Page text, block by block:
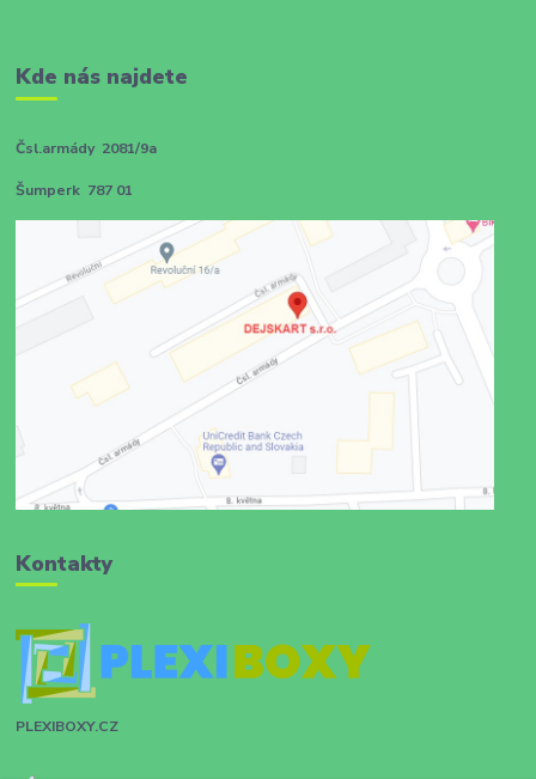
Kde nás najdete
Čsl.armády 2081/9a
Šumperk 787 01
Kontakty
PLEXIBOXY.CZ